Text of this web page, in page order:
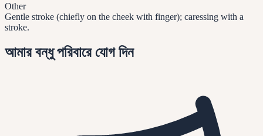
Other
Gentle stroke (chiefly on the cheek with finger); caressing with a
stroke.
আমার বন্ধু পরিবারে যোগ দিন